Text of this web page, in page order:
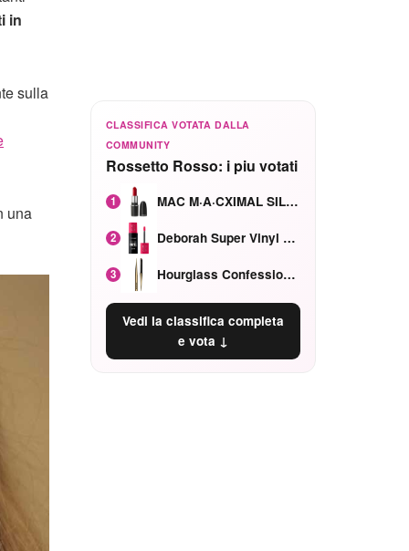
in
sulla
una
CLASSIFICA VOTATA DALLA
COMMUNITY
Rossetto Rosso: i piu votati
1 MAC M·A·CXIMAL SILKY MATTE Red Rock mat
2 Deborah Super Vinyl Shake Rosa Ciliegia
3 Hourglass Confession Ricaricabile Ultra Preciso Ad Alta Intensità Secretly Classic Red
Vedi la classifica completa
e vota ↓